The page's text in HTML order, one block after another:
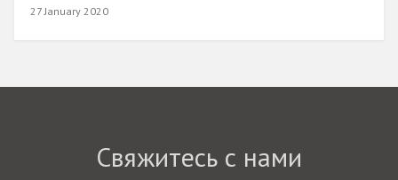
27 January 2020
Свяжитесь с нами